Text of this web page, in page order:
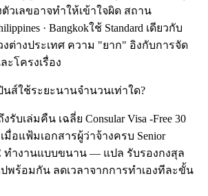
วเลขอาจทำให้เข้าใจผิด สถาน
· Bangkokใช้ Standard เดียวกับ
ต่างประเทศ ความ "ยาก" อิงกับการจัด
ะโครงเรื่อง
ส์ใช้ระยะนานจำนวนเท่าใด?
บเล่มคืน เฉลี่ย Consular Visa -Free 30
มื่อแฟ้มเอกสารผู้ว่าจ้างครบ Senior
ทำงานแบบขนาน — แปล รับรองกงสุล
พร้อมกัน ลดเวลาจากการทำเองทีละขั้น